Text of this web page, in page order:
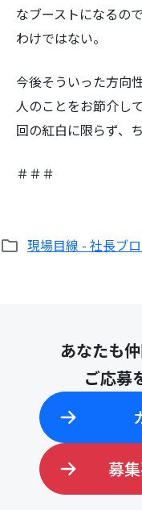
なブーストになるの
わけではない。
今後そういった方向
人のことをお節介し
回の紅白に限らず、
＃＃＃
現場目線 - 社長ブ
あなたも
ご応募
募